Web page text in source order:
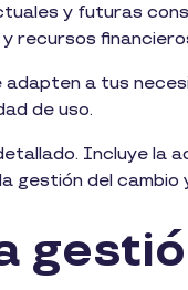
y futuras
recursos
adapten a tus
de uso.
Incluye la
gestión del cambio